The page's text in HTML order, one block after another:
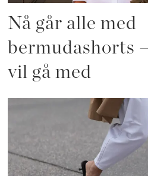
Nå går alle med
bermudashorts
vil gå med